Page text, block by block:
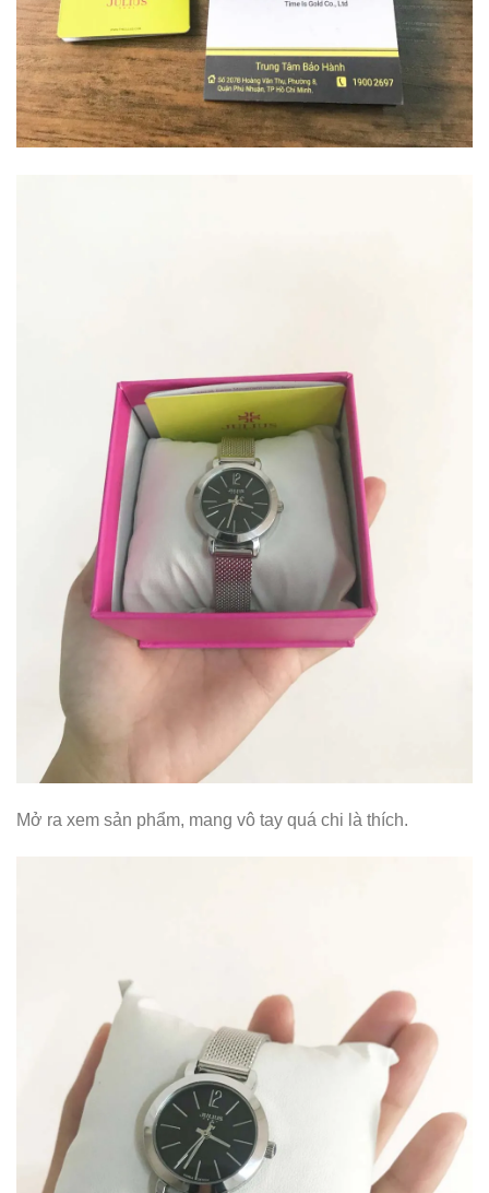
Mở ra xem sản phẩm, mang vô tay quá chi là thích.